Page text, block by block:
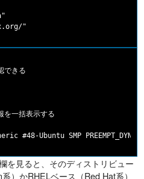
できる
を一括表示する
を見ると、そのディストリビュー
）かRHELベース（Red Hat系）